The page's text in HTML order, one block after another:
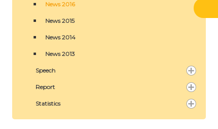
News 2016
News 2015
News 2014
News 2013
Speech
Report
Statistics